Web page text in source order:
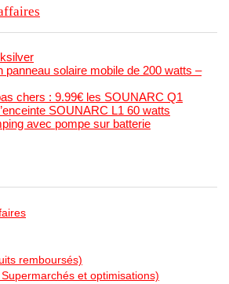
panneau solaire mobile de 200 watts –
chers : 9.99€ les SOUNARC Q1
SOUNARC L1 60 watts
avec pompe sur batterie
remboursés)
et optimisations)